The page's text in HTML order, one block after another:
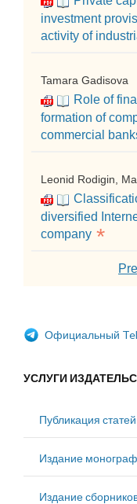
investment
activity of
Tamara Gadisova
Role of
formation of
commercial
Leonid Rodigin,
diversified
company *
Официальный
УСЛУГИ
Публикация статей
Издание
Издание